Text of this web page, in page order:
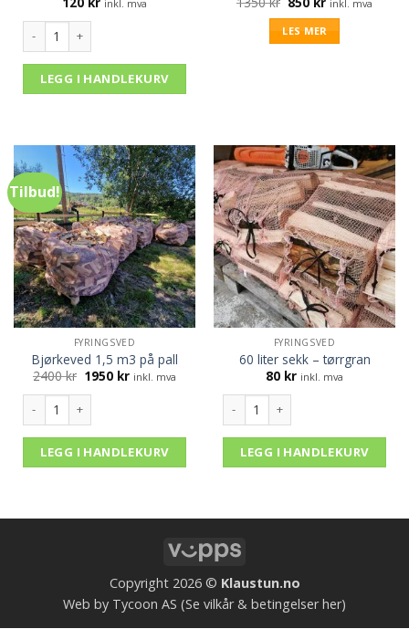
inkl. mva
60 liter sekk - bjørkeved antall
LEGG I HANDLEKURV
var:
1350 kr.
er:
850 kr.
inkl. mva
LES MER
Tilbud!
FYRINGSVED
Bjørkeved 1,5 m3 på pall
2400kr Opprinnelig
pris
var:
1950 krNåværende
pris
inkl. mva
Bjørkeved 1,5 m3 på pall antall
LEGG I HANDLEKURV
FYRINGSVED
60 liter sekk – tørrgran
80 kr inkl. mva
60 liter sekk - tørrgran antall
LEGG I HANDLEKURV
Vipps
Copyright 2026 © Klaustun.no
Web by Tycoon AS (Se vilkår & betingelser her)